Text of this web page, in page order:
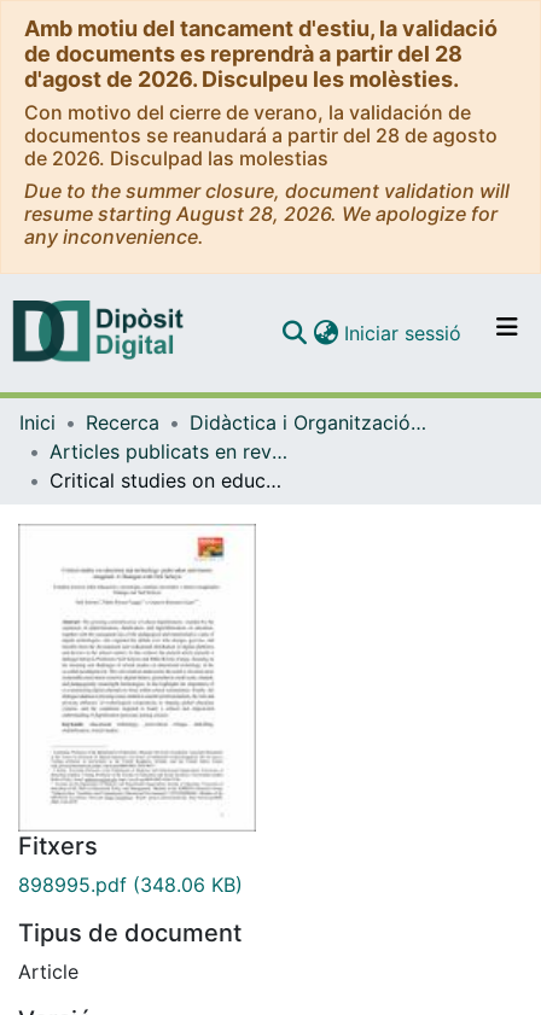
Amb motiu del tancament d'estiu, la validació
de documents es reprendrà a partir del 28
d'agost de 2026. Disculpeu les molèsties.
Con motivo del cierre de verano, la validación de
documentos se reanudará a partir del 28 de agosto
de 2026. Disculpad las molestias
Due to the summer closure, document validation will
resume starting August 28, 2026. We apologize for
any inconvenience.
Navega per tot el DD
Contacte
Iniciar sessió (current)
Inici Recerca
Didàctica i Organització Educativa
Articles publicats en revistes (Didàctica i Organització Educativa)
Critical studies on education and technology: paths taken and futures imagined. A Dialogue with Neil Selwyn
Fitxers
898995.pdf (348.06 KB)
Tipus de document
Article